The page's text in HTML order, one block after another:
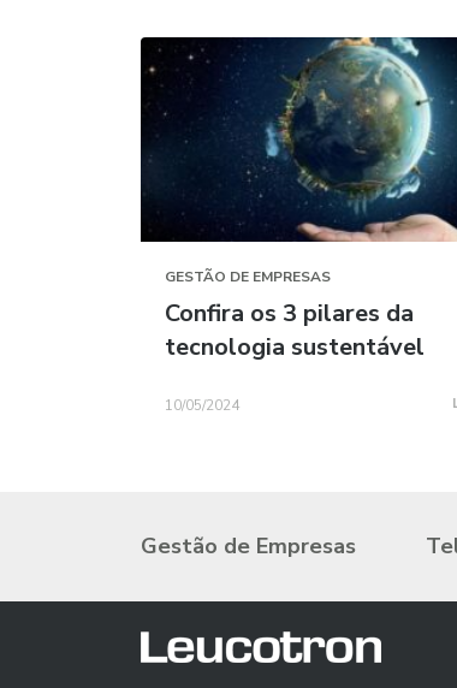
GESTÃO DE EMPRESAS
Confira os 3 pilares da
tecnologia sustentável
10/05/2024
Gestão de Empresas